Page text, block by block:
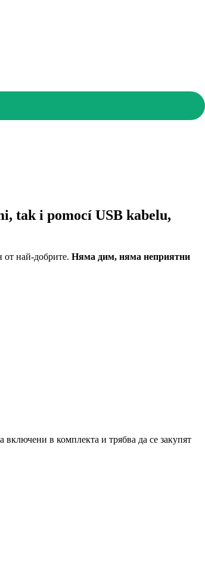
tak i pomocí USB kabelu,
най-добрите. Няма дим, няма неприятни
включени в комплекта и трябва да се закупят